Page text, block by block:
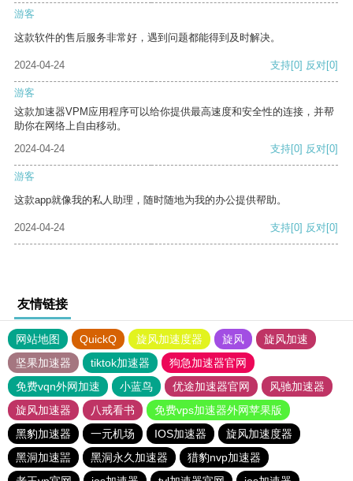
游客
这款软件的售后服务非常好，遇到问题都能得到及时解决。
2024-04-24 支持[0] 反对[0]
游客
这款加速器VPM应用程序可以给你提供最高速度和安全性的连接，并帮
助你在网络上自由移动。
2024-04-24
支持[0] 反对[0]
游客
这款app就像我的私人助理，随时随地为我的办公提供帮助。
2024-04-24 支持[0] 反对[0]
友情链接
网站地图 QuickQ 旋风加速度器 旋风
旋风加速
坚果加速器
tiktok加速器
狗急加速器官网
免费vqn外网加速
小蓝鸟 优途加速器官网
风驰加速器
旋风加速器
八戒看书
免费vps加速器外网苹果版
黑豹加速器
一元机场 IOS加速器
旋风加速度器
黑洞加速噐
黑洞永久加速器
猎豹nvp加速器